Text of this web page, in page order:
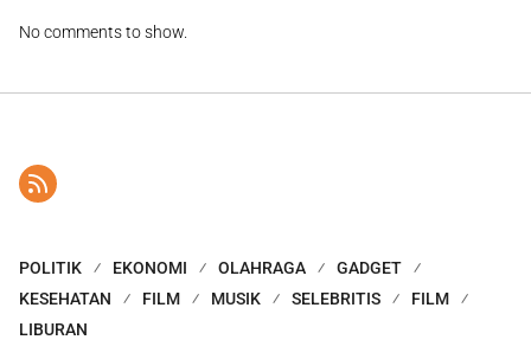
No comments to show.
POLITIK EKONOMI OLAHRAGA
GADGET
KESEHATAN
FILM MUSIK SELEBRITIS
FILM
LIBURAN